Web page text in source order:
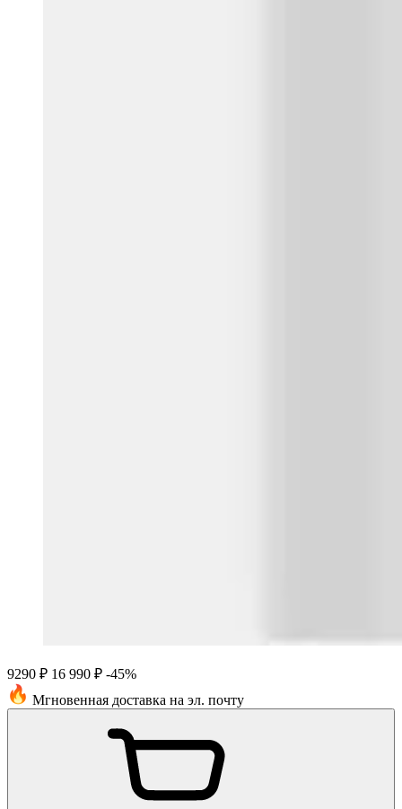
9290 ₽ 16 990 ₽ -45%
Мгновенная доставка на эл. почту